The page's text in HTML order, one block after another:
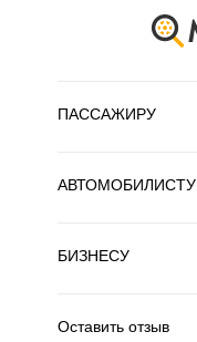
ПАССАЖИРУ
АВТОМОБИЛИСТУ
БИЗНЕСУ
Оставить отзыв